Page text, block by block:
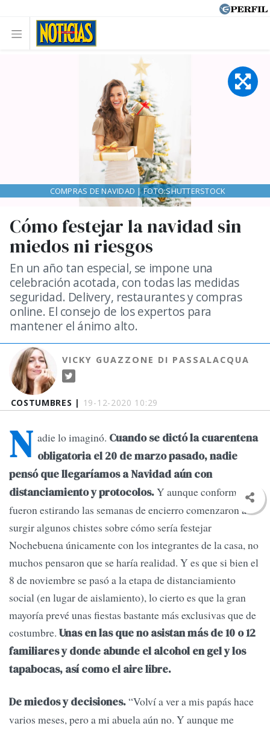
COSTUMBRES | 19-12-2020 10:29
Cómo festejar la navidad sin
miedos ni riesgos
En un año tan especial, se impone una
celebración acotada, con todas las medidas
seguridad. Delivery, restaurantes y compras
online. El consejo de los expertos para
mantener el ánimo alto.
VICKY GUAZZONE DI PASSALACQUA
COMPRAS DE NAVIDAD | FOTO:SHUTTERSTOCK
N adie lo imaginó. Cuando se dictó la cuarentena
obligatoria el 20 de marzo pasado, nadie
pensó que llegaríamos a Navidad aún con
distanciamiento y protocolos.Y aunque conforme se
fueron estirando las semanas de encierro comenzaron a
surgir algunos chistes sobre cómo sería festejar
Nochebuena únicamente con los integrantes de la casa, no
muchos pensaron que se haría realidad. Y es que si bien el
8 de noviembre se pasó a la etapa de distanciamiento
social (en lugar de aislamiento), lo cierto es que la gran
mayoría prevé unas fiestas bastante más exclusivas que de
costumbre. Unas en las que no asistan más de 10 o 12
familiares y donde abunde el alcohol en gel y los
tapabocas, así como el aire libre.
De miedos y decisiones.“Volví a ver a mis papás hace
varios meses, pero a mi abuela aún no. Y aunque me